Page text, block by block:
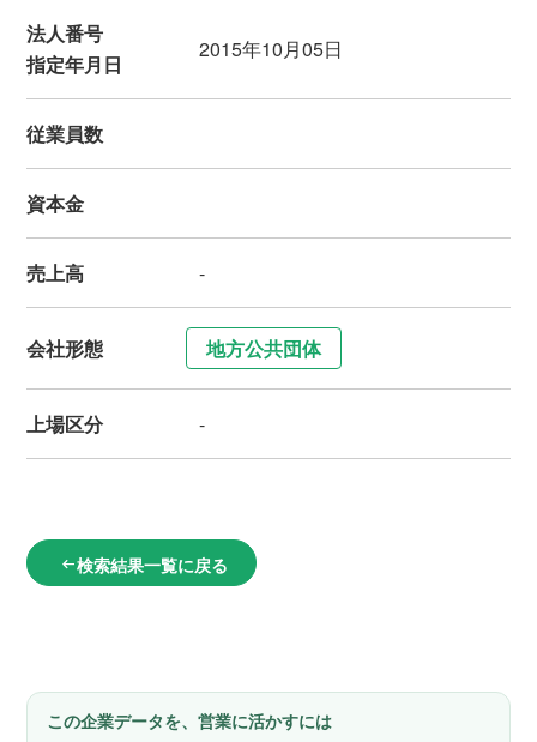
法人番号
指定年月日
2015年10月05日
従業員数
資本金
売上高 -
会社形態 地方公共団体
上場区分 -
arrow_left_alt検索結果一覧に戻る
この企業データを、営業に活かすには